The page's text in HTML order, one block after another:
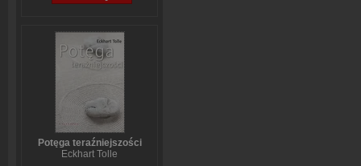
Potęga teraźniejszości
Eckhart Tolle